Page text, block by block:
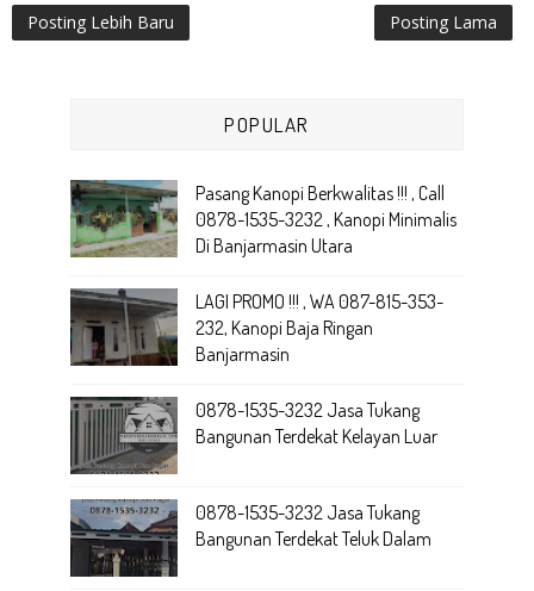
Posting Lebih Baru Posting Lama
POPULAR
Pasang Kanopi Berkwalitas !!! , Call
0878-1535-3232 , Kanopi Minimalis
Di Banjarmasin Utara
LAGI PROMO !!! , WA 087-815-353-
232, Kanopi Baja Ringan
Banjarmasin
0878-1535-3232 Jasa Tukang
Bangunan Terdekat Kelayan Luar
0878-1535-3232 Jasa Tukang
Bangunan Terdekat Teluk Dalam